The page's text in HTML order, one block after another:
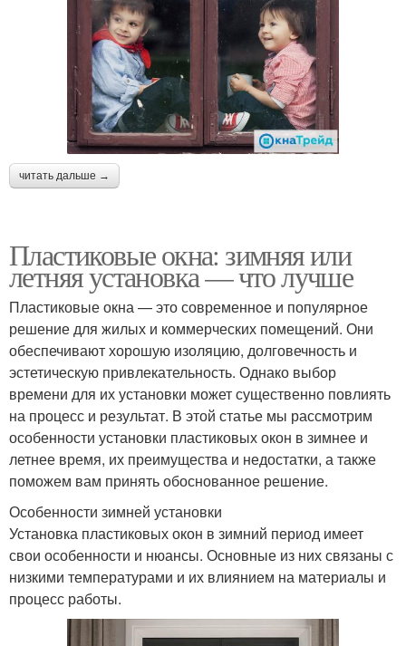
читать дальше →
Пластиковые окна: зимняя или
летняя установка — что лучше
Пластиковые окна — это современное и популярное
решение для жилых и коммерческих помещений. Они
обеспечивают хорошую изоляцию, долговечность и
эстетическую привлекательность. Однако выбор
времени для их установки может существенно повлиять
на процесс и результат. В этой статье мы рассмотрим
особенности установки пластиковых окон в зимнее и
летнее время, их преимущества и недостатки, а также
поможем вам принять обоснованное решение.
Особенности зимней установки
Установка пластиковых окон в зимний период имеет
свои особенности и нюансы. Основные из них связаны с
низкими температурами и их влиянием на материалы и
процесс работы.